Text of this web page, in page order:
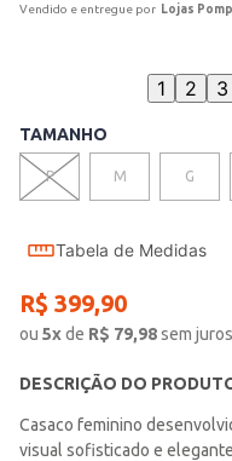
Lojas
1 2 3
TAMANHO
P M G
Tabela de Medidas
R$ 399,90
ou 5xde R$ 79,98sem juros
DESCRIÇÃO DO
Casaco feminino
visual sofisticado e